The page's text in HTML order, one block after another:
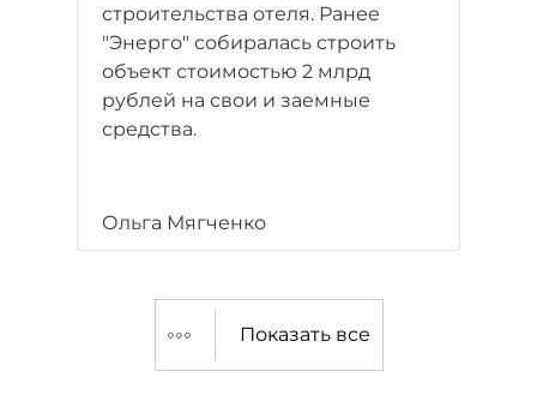
строительства отеля. Ранее
"Энерго" собиралась строить
объект стоимостью 2 млрд
рублей на свои и заемные
средства.
Ольга Мягченко
Показать все